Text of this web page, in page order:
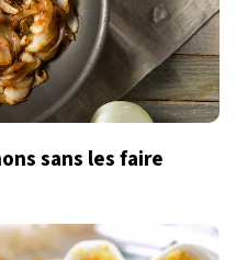
sans les faire